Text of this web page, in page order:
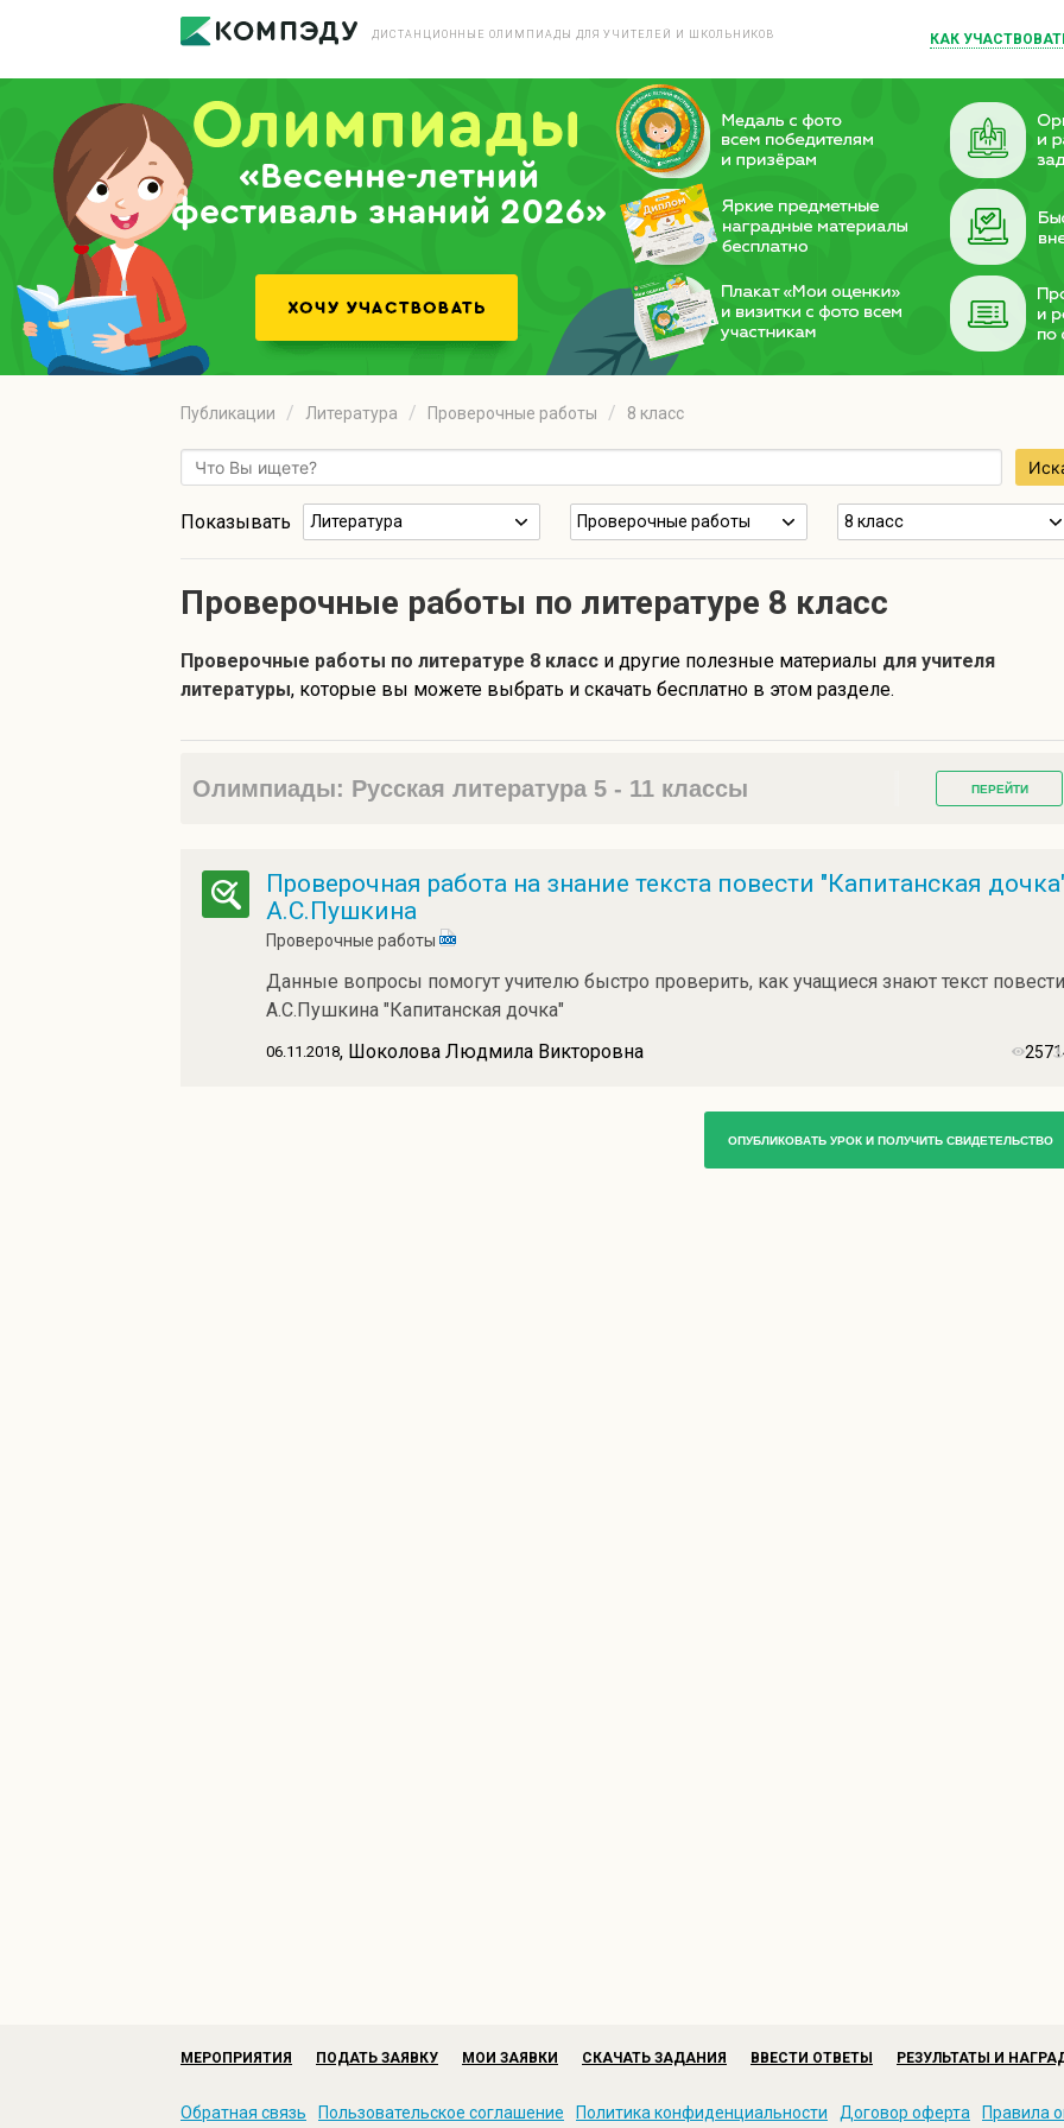
ДИСТАНЦИОННЫЕ ОЛИМПИАДЫ ДЛЯ УЧИТЕЛЕЙ И ШКОЛЬНИКОВ КАК
«Весенне-летний
фестиваль знаний 2026»
Публикации Литература Проверочные работы 8 класс
Показывать Литература Проверочные работы 8 класс
Проверочные работы по литературе 8 класс
Проверочные работы по литературе 8 класс и другие полезные материалы для учителя
литературы, которые вы можете выбрать и скачать бесплатно в этом разделе.
Олимпиады: Русская литература 5 - 11 классы ПЕРЕЙТИ
Проверочная работа на знание текста повести "Капитанская
А.С.Пушкина
Проверочные работы
Данные вопросы помогут учителю быстро проверить, как учащиеся знают текст повести
А.С.Пушкина "Капитанская дочка"
06.11.2018, Шоколова Людмила Викторовна 2571
ОПУБЛИКОВАТЬ УРОК И ПОЛУЧИТЬ СВИДЕТЕЛЬСТВО
МЕРОПРИЯТИЯ ПОДАТЬ ЗАЯВКУ МОИ ЗАЯВКИ СКАЧАТЬ ЗАДАНИЯ ВВЕСТИ ОТВЕТЫ РЕЗУЛЬТАТЫ И
Обратная связь Пользовательское соглашение Политика конфиденциальности Договор оферта Правила